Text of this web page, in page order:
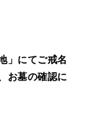
」にてご戒名
お墓の確認に